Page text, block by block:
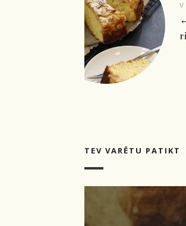
TEV VARĒTU PATIKT